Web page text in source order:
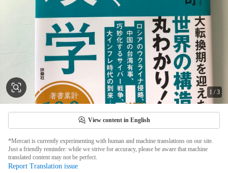
1 /3
View content in English
*Mercari is currently experimenting with human and machine translations on our site.
Just a friendly reminder: while we strive for accuracy, please be aware that machine
translated content may not be perfect.
Report Translation issue